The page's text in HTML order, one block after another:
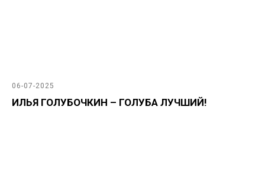
06-07-2025
ИЛЬЯ ГОЛУБОЧКИН – ГОЛУБА ЛУЧШИЙ!